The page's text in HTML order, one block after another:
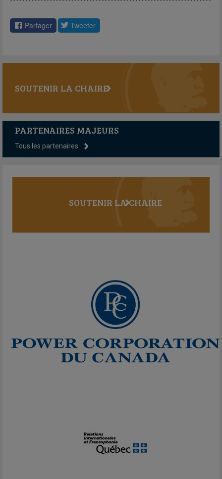
Partager Tweeter
SOUTENIR LA CHAIRE
PARTENAIRES MAJEURS
Tous les partenaires
SOUTENIR LA CHAIRE